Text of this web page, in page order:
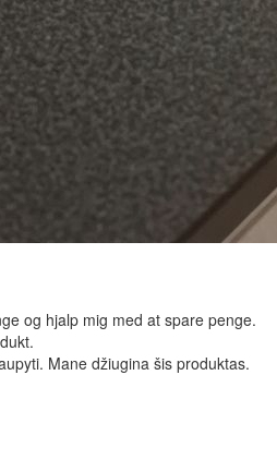
og hjalp mig med at spare penge.
Mane džiugina šis produktas.